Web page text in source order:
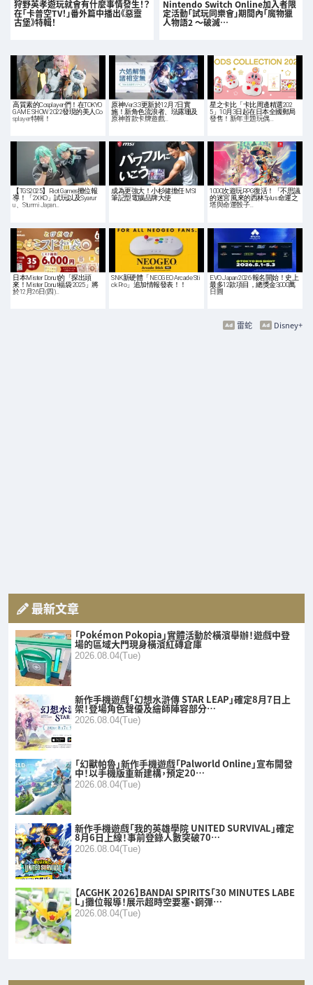
狩野英孝遊玩就會有什麼事情發生！？
在「卡普空TV！」番外篇中播出《惡靈
古堡》特輯！
Nintendo Switch Online加入者限
定活動「試玩同樂會」期間內「魔物獵
人物語2 ～破滅…
高質素的Cosplayer們！在TOKYO
GAME SHOW 2022發現的美人Co
splayer特輯！
原神Ver.3.3更新於12月7日實
施！新角色流浪者、琺露珊及
原神首款卡牌遊戲…
星之卡比「卡比周邊精選202
5」10月3日起在日本全國郵局
發售！新年主題玩偶…
【TGS2025】Riot Games攤位報
導！「2XKO」試玩以及Syarur
u、Stunmi Japan…
成為更強大！小杉健擔任 MSI
筆記型電腦品牌大使
1000次遊玩RPG復活！「不思議
的迷宮 風來的西林5plus 命運之
塔與命運骰子…
日本Mister Donut的「探出頭
來！Mister Donut福袋 2025」將
於12月26日(四)…
SNK新硬體「NEOGEO Arcade Sti
ck Pro」追加情報發表！！
EVO Japan 2026 報名開始！史上
最多12款項目，總獎金3,000萬
日圓
Disney+
雷蛇
最新文章
「Pokémon Pokopia」實體活動於橫濱舉辦！遊戲中登
場的區域大門現身橫濱紅磚倉庫
2026.08.04(Tue)
新作手機遊戲「幻想水滸傳 STAR LEAP」確定8月7日上
架！登場角色聲優及繪師陣容部分…
2026.08.04(Tue)
「幻獸帕魯」新作手機遊戲「Palworld Online」宣布開發
中！以手機版重新建構，預定20…
2026.08.04(Tue)
新作手機遊戲「我的英雄學院 UNITED SURVIVAL」確定
8月6日上線！事前登錄人數突破70…
2026.08.04(Tue)
【ACGHK 2026】BANDAI SPIRITS「30 MINUTES LABE
L」攤位報導！展示超時空要塞、鋼彈…
2026.08.04(Tue)